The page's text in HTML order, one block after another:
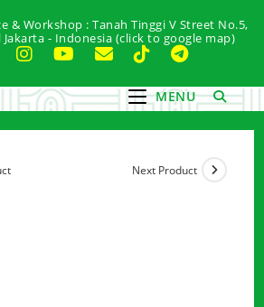
& Workshop : Tanah Tinggi V Street No.5,
Jakarta - Indonesia (click to google map)
MENU
Next Product